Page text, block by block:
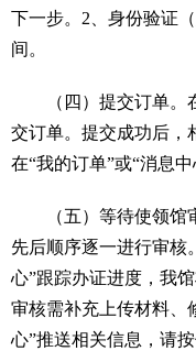
下一步。2、身份验证
间。
（四）提交订单
交订单。提交成功后，
在“我的订单”或“消息中
（五）等待使领
先后顺序逐一进行审核
心”跟踪办证进度，我
审核需补充上传材料、
心”推送相关信息，请